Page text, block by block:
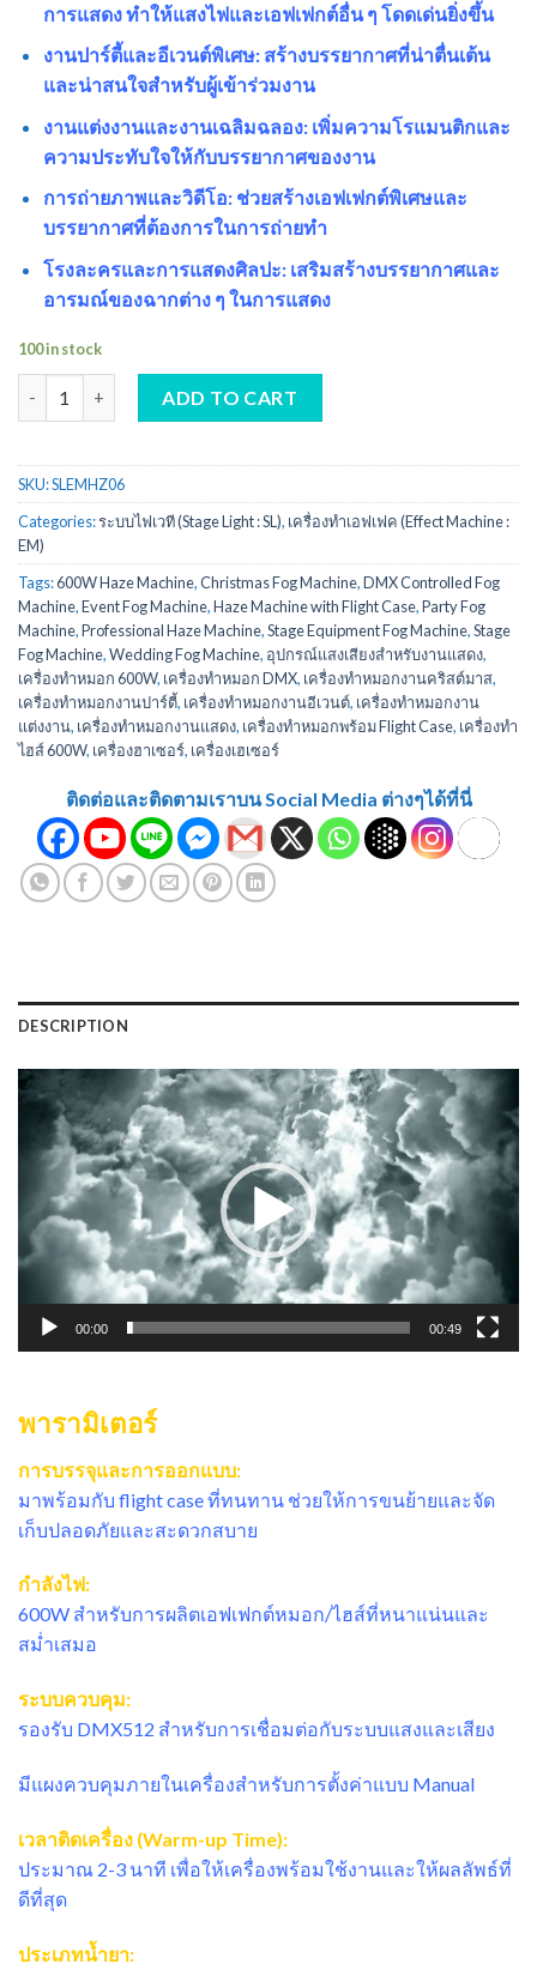
การแสดง ทำให้แสงไฟและเอฟเฟกต์อื่น ๆ โดดเด่นยิ่งขึ้น
งานปาร์ตี้และอีเวนต์พิเศษ: สร้างบรรยากาศที่น่าตื่นเต้น
และน่าสนใจสำหรับผู้เข้าร่วมงาน
งานแต่งงานและงานเฉลิมฉลอง: เพิ่มความโรแมนติกและ
ความประทับใจให้กับบรรยากาศของงาน
การถ่ายภาพและวิดีโอ: ช่วยสร้างเอฟเฟกต์พิเศษและ
บรรยากาศที่ต้องการในการถ่ายทำ
โรงละครและการแสดงศิลปะ: เสริมสร้างบรรยากาศและ
อารมณ์ของฉากต่าง ๆ ในการแสดง
100 in stock
ADD TO CART
SKU:SLEMHZ06
Categories:ระบบไฟเวที (Stage Light : SL), เครื่องทำเอฟเฟค (Effect Machine :
EM)
Tags:600W Haze Machine,Christmas Fog Machine,DMX Controlled Fog
Machine,Event Fog Machine,Haze Machine with Flight Case,Party Fog
Machine,Professional Haze Machine,Stage Equipment Fog Machine,Stage
Fog Machine,Wedding Fog Machine, อุปกรณ์แสงเสียงสำหรับงานแสดง,
เครื่องทำหมอก 600W, เครื่องทำหมอก DMX, เครื่องทำหมอกงานคริสต์มาส,
เครื่องทำหมอกงานปาร์ตี้, เครื่องทำหมอกงานอีเวนต์, เครื่องทำหมอกงาน
แต่งงาน, เครื่องทำหมอกงานแสดง, เครื่องทำหมอกพร้อม Flight Case, เครื่องทำ
ไฮส์ 600W, เครื่องฮาเซอร์, เครื่องเฮเซอร์
ติดต่อและติดตามเราบน Social Media ต่างๆได้ที่นี่
DESCRIPTION
ตัว
ไฟล์
วิดีโอ
00:00 00:49
พารามิเตอร์
การบรรจุและการออกแบบ:
มาพร้อมกับ flight case ที่ทนทาน ช่วยให้การขนย้ายและจัด
เก็บปลอดภัยและสะดวกสบาย
กำลังไฟ:
600W สำหรับการผลิตเอฟเฟกต์หมอก/ไฮส์ที่หนาแน่นและ
สม่ำเสมอ
ระบบควบคุม:
รองรับ DMX512 สำหรับการเชื่อมต่อกับระบบแสงและเสียง
มีแผงควบคุมภายในเครื่องสำหรับการตั้งค่าแบบ Manual
เวลาติดเครื่อง (Warm-up Time):
ประมาณ 2-3 นาที เพื่อให้เครื่องพร้อมใช้งานและให้ผลลัพธ์ที่
ดีที่สุด
ประเภทน้ำยา: